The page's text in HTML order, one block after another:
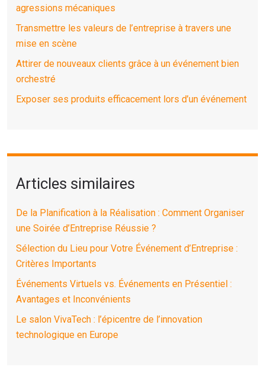
agressions mécaniques
Transmettre les valeurs de l’entreprise à travers une
mise en scène
Attirer de nouveaux clients grâce à un événement bien
orchestré
Exposer ses produits efficacement lors d’un événement
Articles similaires
De la Planification à la Réalisation : Comment Organiser
une Soirée d’Entreprise Réussie ?
Sélection du Lieu pour Votre Événement d’Entreprise :
Critères Importants
Événements Virtuels vs. Événements en Présentiel :
Avantages et Inconvénients
Le salon VivaTech : l’épicentre de l’innovation
technologique en Europe